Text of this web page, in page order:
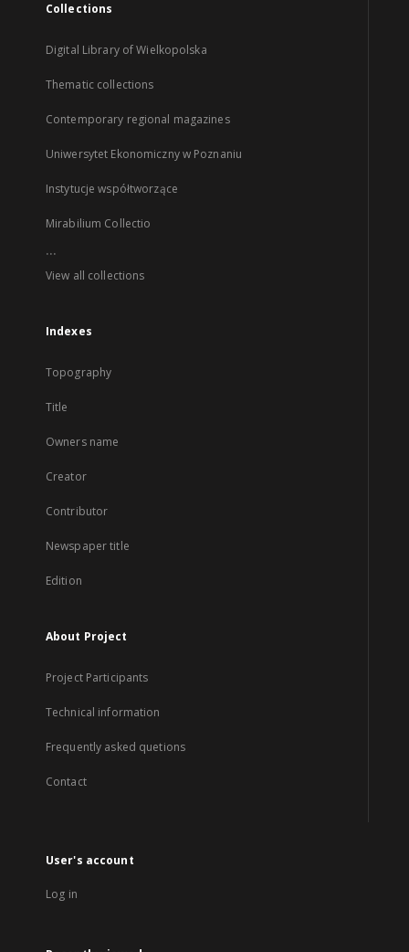
Collections
Digital Library of Wielkopolska
Thematic collections
Contemporary regional magazines
Uniwersytet Ekonomiczny w Poznaniu
Instytucje współtworzące
Mirabilium Collectio
...
View all collections
Indexes
Topography
Title
Owners name
Creator
Contributor
Newspaper title
Edition
About Project
Project Participants
Technical information
Frequently asked quetions
Contact
User's account
Log in